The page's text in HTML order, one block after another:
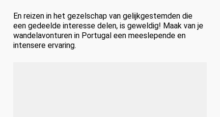
En reizen in het gezelschap van gelijkgestemden die
een gedeelde interesse delen, is geweldig! Maak van je
wandelavonturen in Portugal een meeslepende en
intensere ervaring.